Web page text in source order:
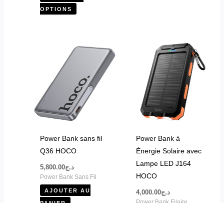
OPTIONS
Power Bank sans fil
Q36 HOCO
د.ج5,800.00
Power Bank Sans Fil
AJOUTER AU
Power Bank à
Énergie Solaire avec
Lampe LED J164
HOCO
د.ج4,000.00